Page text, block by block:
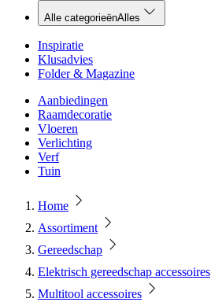
Alle categorieënAlles
Inspiratie
Klusadvies
Folder & Magazine
Aanbiedingen
Raamdecoratie
Vloeren
Verlichting
Verf
Tuin
Home
Assortiment
Gereedschap
Elektrisch gereedschap accessoires
Multitool accessoires